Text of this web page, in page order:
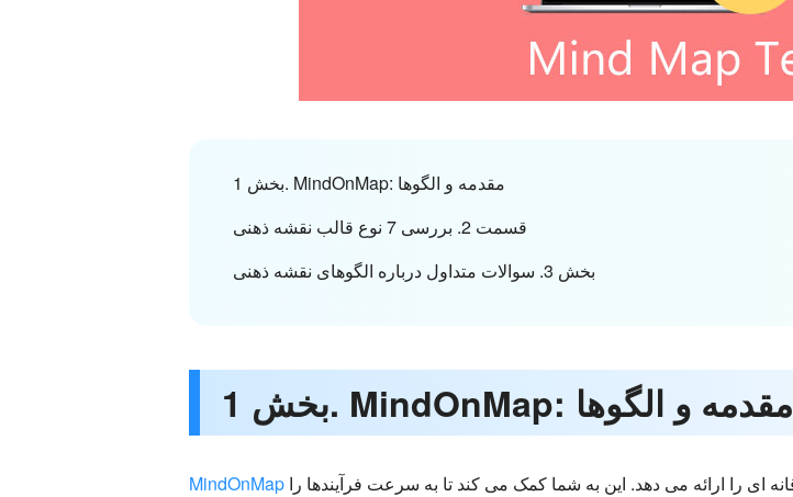
بخش 1. MindOnMap: مقدمه و الگوها
قسمت 2. بررسی 7 نوع قالب نقشه ذهنی
بخش 3. سوالات متداول درباره الگوهای نقشه ذهنی
بخش 1. MindOnMap: مقدمه و الگوها
MindOnMap